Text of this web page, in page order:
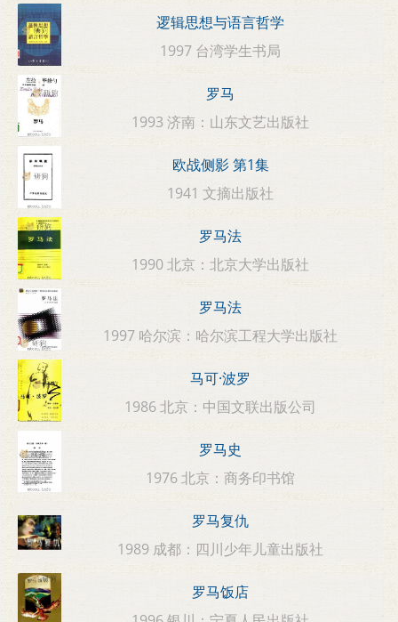
逻辑思想与语言哲学
1997 台湾学生书局
罗马
1993 济南：山东文艺出版社
欧战侧影 第1集
1941 文摘出版社
罗马法
1990 北京：北京大学出版社
罗马法
1997 哈尔滨：哈尔滨工程大学出版社
马可·波罗
1986 北京：中国文联出版公司
罗马史
1976 北京：商务印书馆
罗马复仇
1989 成都：四川少年儿童出版社
罗马饭店